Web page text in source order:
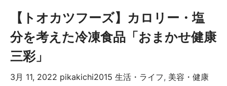
【トオカツフーズ】カロリー・塩
分を考えた冷凍食品「おまかせ健康
三彩」
3月 11, 2022 pikakichi2015 生活・ライフ, 美容・健康